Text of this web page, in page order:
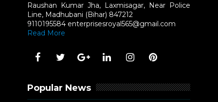
Raushan Kumar Jha, Laxmisagar, Near Police
Line, Madhubani (Bihar) 847212
9110195584 enterprisesroyal565@gmail.com
Read More
Popular News